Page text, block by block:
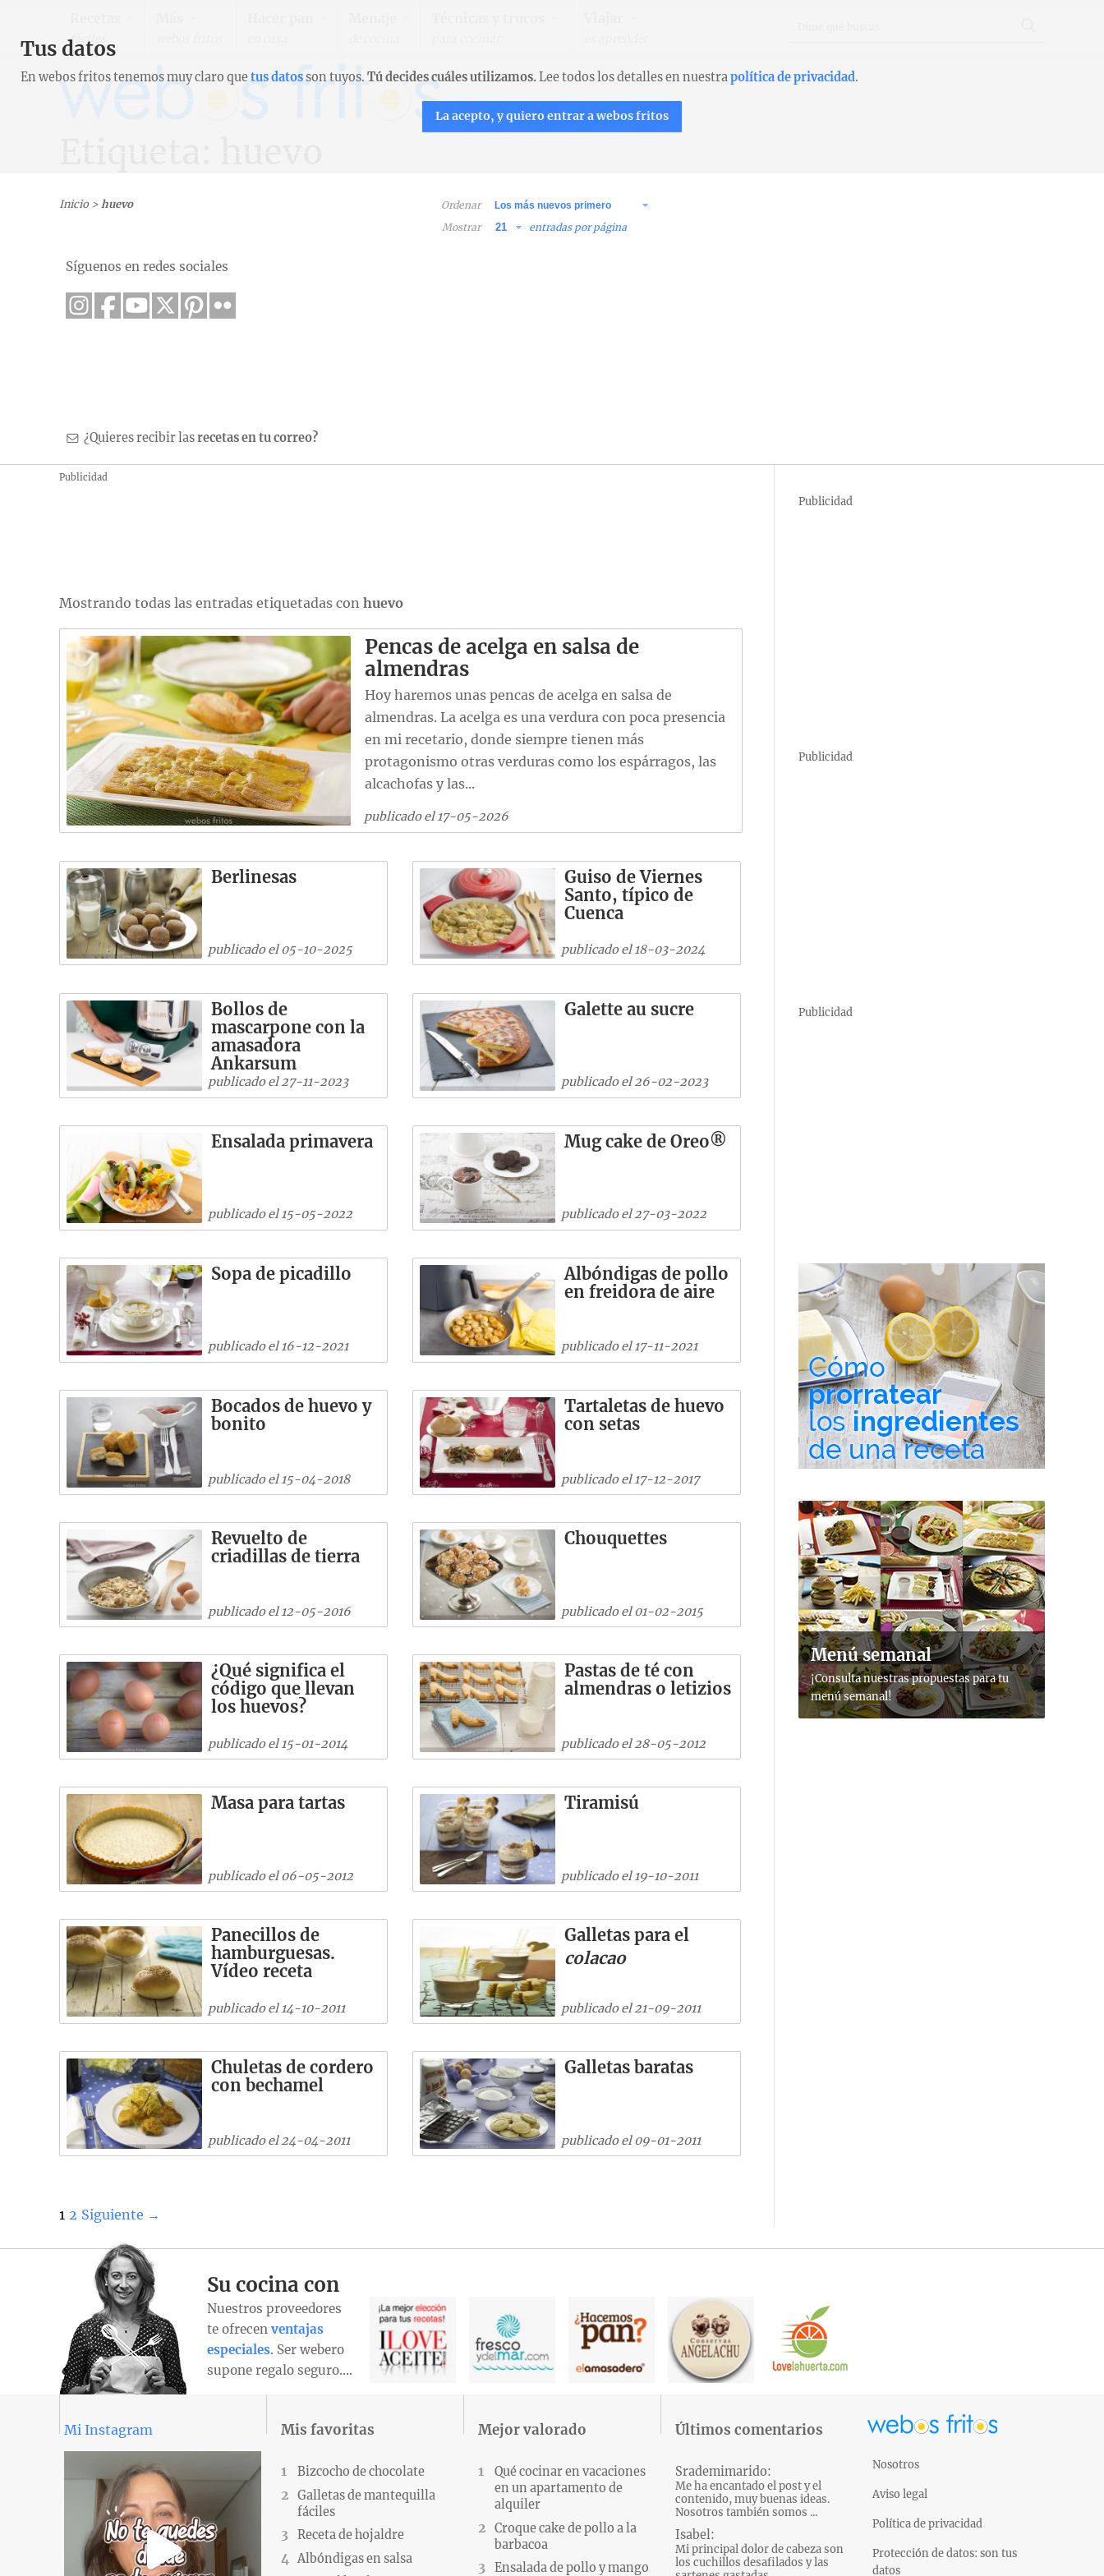
fáciles
Inicio> huevo
Ordenar
Mostrar
entradas por página
Síguenos en redes sociales
¿Quieres recibir lasrecetas en tu correo?
Publicidad
Mostrando todas las entradas etiquetadas con huevo
Pencas de acelga en salsa de
almendras
Hoy haremos unas pencas de acelga en salsa de
almendras. La acelga es una verdura con poca presencia
en mi recetario, donde siempre tienen más
protagonismo otras verduras como los espárragos, las
alcachofas y las...
publicado el 17-05-2026
Berlinesas
publicado el 05-10-2025
Guiso de Viernes
Santo, típico de
Cuenca
publicado el 18-03-2024
Bollos de
mascarpone con la
amasadora
Ankarsum
publicado el 27-11-2023
Galette au sucre
publicado el 26-02-2023
Ensalada primavera
publicado el 15-05-2022
Mug cake de Oreo®
publicado el 27-03-2022
Sopa de picadillo
publicado el 16-12-2021
Albóndigas de pollo
en freidora de aire
publicado el 17-11-2021
Bocados de huevo y
bonito
publicado el 15-04-2018
Tartaletas de huevo
con setas
publicado el 17-12-2017
Revuelto de
criadillas de tierra
publicado el 12-05-2016
Chouquettes
publicado el 01-02-2015
¿Qué significa el
código que llevan
los huevos?
publicado el 15-01-2014
Pastas de té con
almendras o letizios
publicado el 28-05-2012
Masa para tartas
publicado el 06-05-2012
Tiramisú
publicado el 19-10-2011
Panecillos de
hamburguesas.
Vídeo receta
publicado el 14-10-2011
Galletas para el
colacao
publicado el 21-09-2011
Chuletas de cordero
con bechamel
publicado el 24-04-2011
Galletas baratas
publicado el 09-01-2011
1 2 Siguiente →
Publicidad
Publicidad
Publicidad
Menú semanal
¡Consulta nuestras propuestas para tu
menú semanal!
Su cocina con
Nuestros proveedores
te ofrecen ventajas
especiales. Ser webero
supone regalo seguro….
Mi Instagram Mis favoritas
Bizcocho de chocolate
Galletas de mantequilla
fáciles
Receta de hojaldre
Albóndigas en salsa
Mejor valorado
Qué cocinar en vacaciones
en un apartamento de
alquiler
Croque cake de pollo a la
barbacoa
Ensalada de pollo y mango
Últimos comentarios
Srademimarido:
Me ha encantado el post y el
contenido, muy buenas ideas.
Nosotros también somos ...
Isabel:
Mi principal dolor de cabeza son
los cuchillos desafilados y las
Nosotros
Aviso legal
Política de privacidad
Protección de datos: son tus
datos
Tus datos
En webos fritos tenemos muy claro quetus datosson tuyos. Tú decides cuáles utilizamos.Lee todos los detalles en nuestrapolítica de privacidad.
La acepto, y quiero entrar a webos fritos